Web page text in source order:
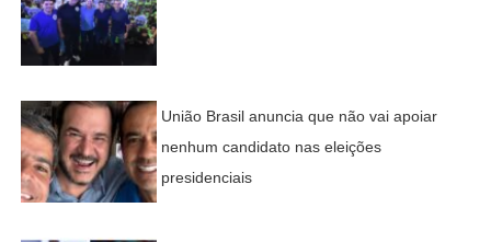
União Brasil anuncia que não vai apoiar
nenhum candidato nas eleições
presidenciais